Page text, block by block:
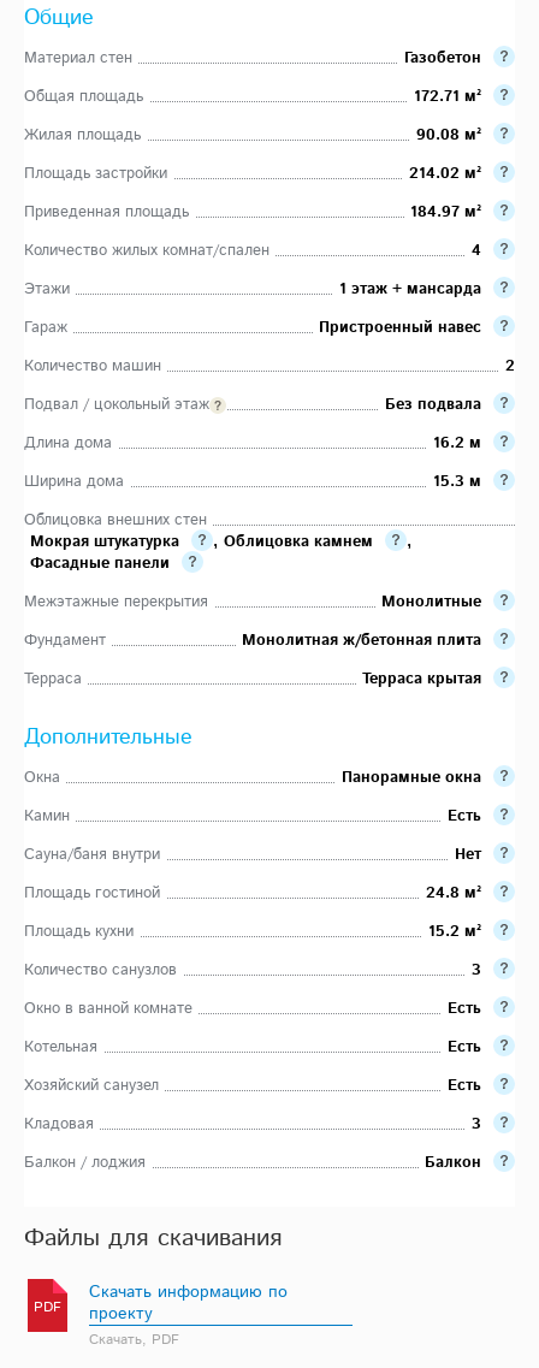
Общие
Материал стен
Газобетон
Общая площадь
172.71 м²
Жилая площадь
90.08 м²
Площадь застройки
214.02 м²
Приведенная площадь
184.97 м²
Количество жилых комнат/спален
4
Этажи
1 этаж + мансарда
Гараж
Пристроенный навес
Количество машин
2
Подвал / цокольный этаж
Без подвала
Длина дома
16.2 м
Ширина дома
15.3 м
Облицовка внешних стен
Мокрая штукатурка
, Облицовка камнем
,
Фасадные панели
Межэтажные перекрытия
Монолитные
Фундамент
Монолитная ж/бетонная плита
Терраса
Терраса крытая
Дополнительные
Окна
Панорамные окна
Камин
Есть
Сауна/баня внутри
Нет
Площадь гостиной
24.8 м²
Площадь кухни
15.2 м²
Количество санузлов
3
Окно в ванной комнате
Есть
Котельная
Есть
Хозяйский санузел
Есть
Кладовая
3
Балкон / лоджия
Балкон
Файлы для скачивания
PDF
Скачать информацию по
проекту
Скачать, PDF